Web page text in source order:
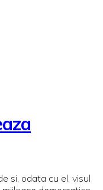
si, odata cu el, visul